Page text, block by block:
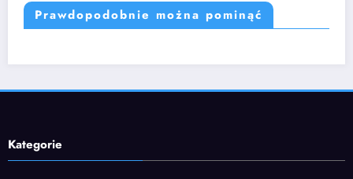
Prawdopodobnie można pominąć
Kategorie